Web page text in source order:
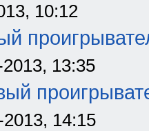
10:12
13:35
14:15